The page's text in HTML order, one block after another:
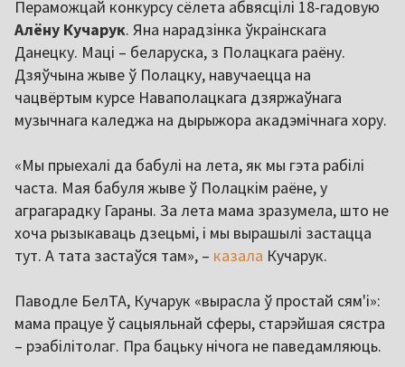
Пераможцай конкурсу сёлета абвясцілі 18-гадовую
Алёну Кучарук. Яна нарадзінка ўкраінскага
Данецку. Маці – беларуска, з Полацкага раёну.
Дзяўчына жыве ў Полацку, навучаецца на
чацвёртым курсе Наваполацкага дзяржаўнага
музычнага каледжа на дырыжора акадэмічнага хору.
«Мы прыехалі да бабулі на лета, як мы гэта рабілі
часта. Мая бабуля жыве ў Полацкім раёне, у
аграгарадку Гараны. За лета мама зразумела, што не
хоча рызыкаваць дзецьмі, і мы вырашылі застацца
тут. А тата застаўся там», – казала Кучарук.
Паводле БелТА, Кучарук «вырасла ў простай сям'і»:
мама працуе ў сацыяльнай сферы, старэйшая сястра
– рэабілітолаг. Пра бацьку нічога не паведамляюць.